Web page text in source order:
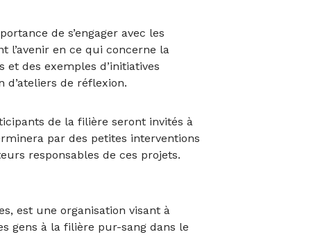
de s’engager avec les
l’avenir en ce qui concerne la
des exemples d’initiatives
de réflexion.
de la filière seront invités à
par des petites interventions
responsables de ces projets.
est une organisation visant à
gens à la filière pur-sang dans le